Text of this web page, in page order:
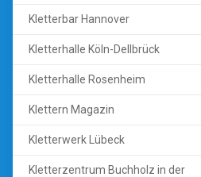
Kletterbar Hannover
Kletterhalle Köln-Dellbrück
Kletterhalle Rosenheim
Klettern Magazin
Kletterwerk Lübeck
Kletterzentrum Buchholz in der